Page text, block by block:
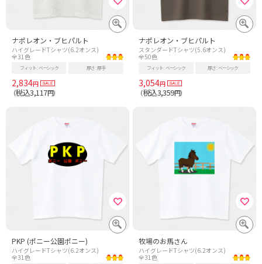
ナポレオン・ブヒパルト
ハイグレードTシャツ(6.2オンス)
全31色
フィット ベーシック 厚さ 厚手
2,834円
（税込3,117円）
ナポレオン・ブヒパルト
スタンダードTシャツ(5.6オンス)
全50色
フィット ベーシック 厚さ ベーシック
3,054円
（税込3,359円）
PKP (ポニー公園ポニー)
ハイグレードTシャツ(6.2オンス)
全31色
牧場のお馬さん
ハイグレードTシャツ(6.2オンス)
全31色